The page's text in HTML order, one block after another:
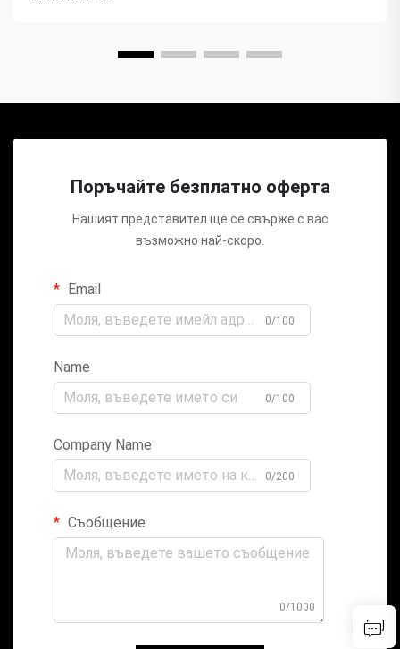
Поръчайте безплатно оферта
Нашият представител ще се свърже с вас
възможно най-скоро.
Email
0/100
Name
0/100
Company Name
0/200
Съобщение
0/1000